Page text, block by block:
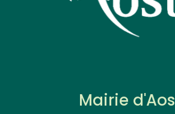
Mairie